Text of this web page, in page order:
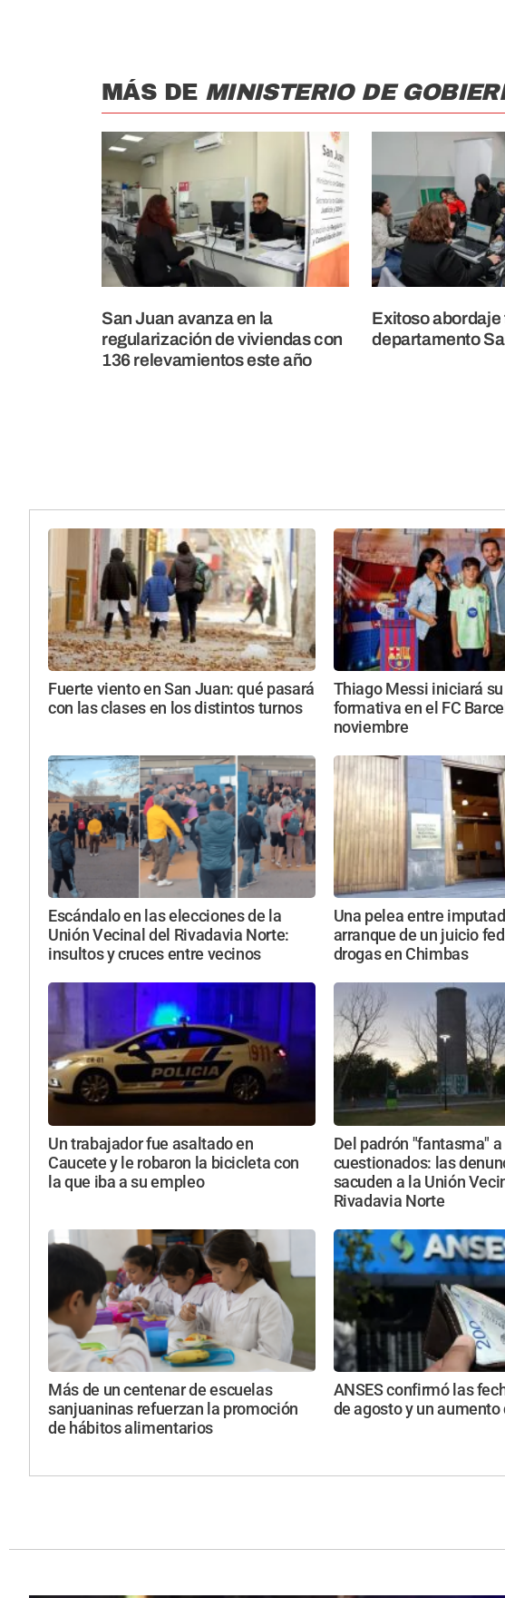
MÁS DE MINISTERIO DE
San Juan avanza en la
regularización de viviendas con
136 relevamientos este año
Exitoso
departamento
Fuerte viento en San Juan: qué pasará
con las clases en los distintos turnos
Thiago Messi iniciará
formativa en el FC
noviembre
Escándalo en las elecciones de la
Unión Vecinal del Rivadavia Norte:
insultos y cruces entre vecinos
Una pelea entre
arranque de un juicio
drogas en Chimbas
Un trabajador fue asaltado en
Caucete y le robaron la bicicleta con
la que iba a su empleo
Del padrón "fantasma"
cuestionados: las
sacuden a la Unión
Rivadavia Norte
Más de un centenar de escuelas
sanjuaninas refuerzan la promoción
de hábitos alimentarios
ANSES confirmó las
de agosto y un aumento